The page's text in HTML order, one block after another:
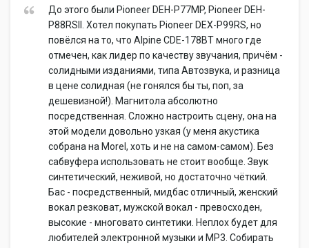
До этого были Pioneer DEH-P77MP, Pioneer DEH-
P88RSII. Хотел покупать Pioneer DEX-P99RS, но
повёлся на то, что Alpine CDE-178BT много где
отмечен, как лидер по качеству звучания, причём -
солидными изданиями, типа Автозвука, и разница
в цене солидная (не гонялся бы ты, поп, за
дешевизной!). Магнитола абсолютно
посредственная. Сложно настроить сцену, она на
этой модели довольно узкая (у меня акустика
собрана на Morel, хоть и не на самом-самом). Без
сабвуфера использовать не стоит вообще. Звук
синтетический, неживой, но достаточно чёткий.
Бас - посредственный, мидбас отличный, женский
вокал резковат, мужской вокал - превосходен,
высокие - многовато синтетики. Неплох будет для
любителей электронной музыки и MP3. Собирать